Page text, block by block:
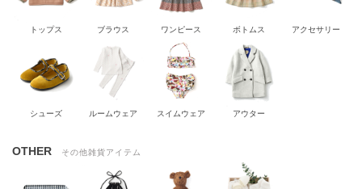
トップス ブラウス ワンピース ボトムス アクセサリー
シューズ ルームウェア スイムウェア アウター
OTHER その他雑貨アイテム